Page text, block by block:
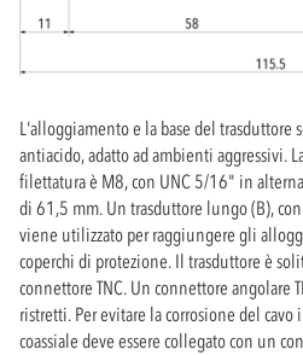
L'alloggiamento e la base del trasduttore
antiacido, adatto ad ambienti aggressivi.
filettatura è M8, con UNC 5/16" in
di 61,5 mm. Un trasduttore lungo (B),
viene utilizzato per raggiungere gli
coperchi di protezione. Il trasduttore è
connettore TNC. Un connettore angolare
ristretti. Per evitare la corrosione del
coassiale deve essere collegato con un